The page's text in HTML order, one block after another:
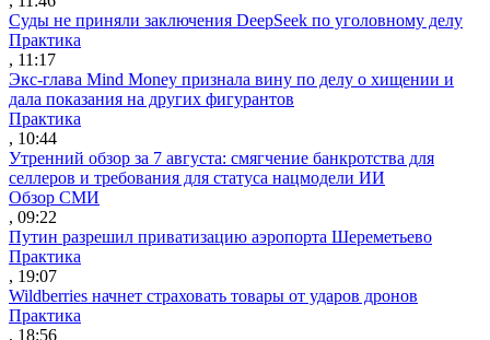
Суды не приняли заключения DeepSeek по уголовному делу
Практика
, 11:17
Экс-глава Mind Money признала вину по делу о хищении и
дала показания на других фигурантов
Практика
, 10:44
Утренний обзор за 7 августа: смягчение банкротства для
селлеров и требования для статуса нацмодели ИИ
Обзор СМИ
, 09:22
Путин разрешил приватизацию аэропорта Шереметьево
Практика
, 19:07
Wildberries начнет страховать товары от ударов дронов
Практика
, 18:56